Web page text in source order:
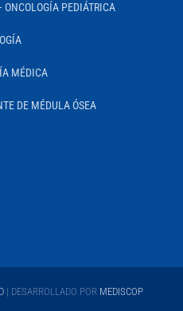
ONCOLOGÍA PEDIÁTRICA
MÉDICA
DE MÉDULA ÓSEA
| DESARROLLADO POR MEDISCOP